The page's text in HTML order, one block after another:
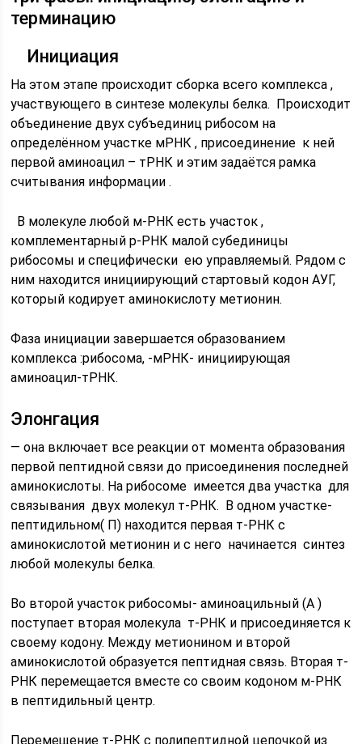
терминацию
Инициация
На этом этапе происходит сборка всего комплекса ,
участвующего в синтезе молекулы белка. Происходит
объединение двух субъединиц рибосом на
определённом участке мРНК , присоединение к ней
первой аминоацил – тРНК и этим задаётся рамка
считывания информации .
В молекуле любой м-РНК есть участок ,
комплементарный р-РНК малой субединицы
рибосомы и специфически ею управляемый. Рядом с
ним находится инициирующий стартовый кодон АУГ,
который кодирует аминокислоту метионин.
Фаза инициации завершается образованием
комплекса :рибосома, -мРНК- инициирующая
аминоацил-тРНК.
Элонгация
— она включает все реакции от момента образования
первой пептидной связи до присоединения последней
аминокислоты. На рибосоме имеется два участка для
связывания двух молекул т-РНК. В одном участке-
пептидильном( П) находится первая т-РНК с
аминокислотой метионин и с него начинается синтез
любой молекулы белка.
Во второй участок рибосомы- аминоацильный (А )
поступает вторая молекула т-РНК и присоединяется к
своему кодону. Между метионином и второй
аминокислотой образуется пептидная связь. Вторая т-
РНК перемещается вместе со своим кодоном м-РНК
в пептидильный центр.
Перемещение т-РНК с полипептидной цепочкой из